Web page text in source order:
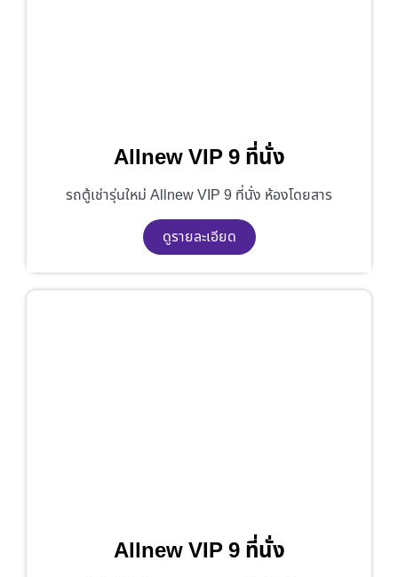
Allnew VIP 9 ที่นั่ง
รถตู้เช่ารุ่นใหม่ Allnew VIP 9 ที่นั่ง ห้องโดยสาร
ดูรายละเอียด
Allnew VIP 9 ที่นั่ง